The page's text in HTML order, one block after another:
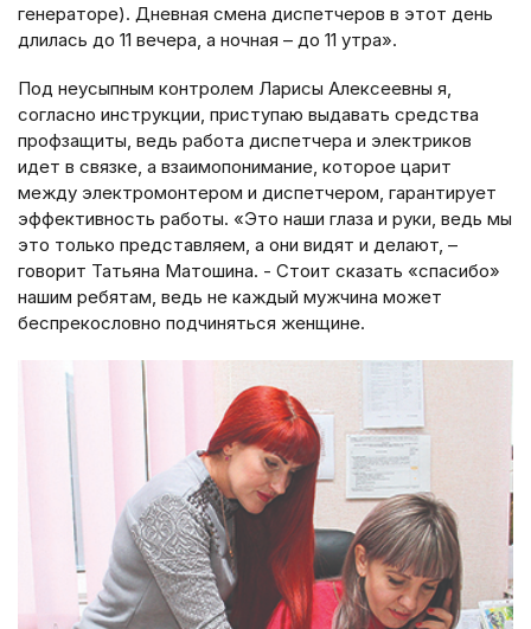
генераторе). Дневная смена диспетчеров в этот день
длилась до 11 вечера, а ночная – до 11 утра».
Под неусыпным контролем Ларисы Алексеевны я,
согласно инструкции, приступаю выдавать средства
профзащиты, ведь работа диспетчера и электриков
идет в связке, а взаимопонимание, которое царит
между электромонтером и диспетчером, гарантирует
эффективность работы. «Это наши глаза и руки, ведь мы
это только представляем, а они видят и делают, –
говорит Татьяна Матошина. - Стоит сказать «спасибо»
нашим ребятам, ведь не каждый мужчина может
беспрекословно подчиняться женщине.